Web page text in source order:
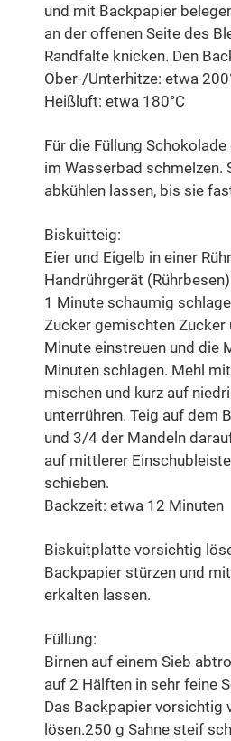
und mit Backpapier
an der offenen Seite des
Randfalte knicken. Den
Ober-/Unterhitze: etwa
Heißluft: etwa 180°C
Für die Füllung
im Wasserbad schmelzen.
abkühlen lassen, bis sie
Biskuitteig:
Eier und Eigelb in einer
Handrührgerät
1 Minute schaumig
Zucker gemischten Zucker
Minute einstreuen und die
Minuten schlagen. Mehl
mischen und kurz auf
unterrühren. Teig auf dem
und 3/4 der Mandeln
auf mittlerer
schieben.
Backzeit: etwa 12 Minuten
Biskuitplatte vorsichtig
Backpapier stürzen und
erkalten lassen.
Füllung:
Birnen auf einem Sieb
auf 2 Hälften in sehr feine
Das Backpapier vorsichtig
lösen.250 g Sahne steif